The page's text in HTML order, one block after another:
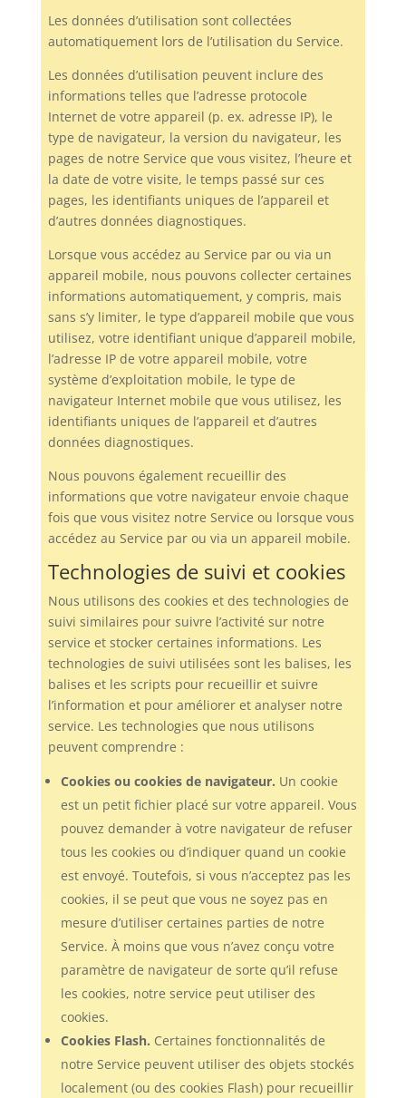
Les données d’utilisation sont collectées
automatiquement lors de l’utilisation du Service.
Les données d’utilisation peuvent inclure des
informations telles que l’adresse protocole
Internet de votre appareil (p. ex. adresse IP), le
type de navigateur, la version du navigateur, les
pages de notre Service que vous visitez, l’heure et
la date de votre visite, le temps passé sur ces
pages, les identifiants uniques de l’appareil et
d’autres données diagnostiques.
Lorsque vous accédez au Service par ou via un
appareil mobile, nous pouvons collecter certaines
informations automatiquement, y compris, mais
sans s’y limiter, le type d’appareil mobile que vous
utilisez, votre identifiant unique d’appareil mobile,
l’adresse IP de votre appareil mobile, votre
système d’exploitation mobile, le type de
navigateur Internet mobile que vous utilisez, les
identifiants uniques de l’appareil et d’autres
données diagnostiques.
Nous pouvons également recueillir des
informations que votre navigateur envoie chaque
fois que vous visitez notre Service ou lorsque vous
accédez au Service par ou via un appareil mobile.
Technologies de suivi et cookies
Nous utilisons des cookies et des technologies de
suivi similaires pour suivre l’activité sur notre
service et stocker certaines informations. Les
technologies de suivi utilisées sont les balises, les
balises et les scripts pour recueillir et suivre
l’information et pour améliorer et analyser notre
service. Les technologies que nous utilisons
peuvent comprendre :
Cookies ou cookies de navigateur. Un cookie
est un petit fichier placé sur votre appareil. Vous
pouvez demander à votre navigateur de refuser
tous les cookies ou d’indiquer quand un cookie
est envoyé. Toutefois, si vous n’acceptez pas les
cookies, il se peut que vous ne soyez pas en
mesure d’utiliser certaines parties de notre
Service. À moins que vous n’avez conçu votre
paramètre de navigateur de sorte qu’il refuse
les cookies, notre service peut utiliser des
cookies.
Cookies Flash. Certaines fonctionnalités de
notre Service peuvent utiliser des objets stockés
localement (ou des cookies Flash) pour recueillir